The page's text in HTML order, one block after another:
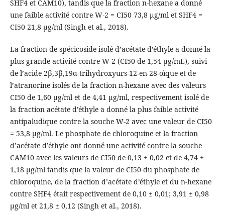
SHF4 et CAM10), tandis que la fraction n-hexane a donné
une faible activité contre W-2 = CI50 73,8 µg/ml et SHF4 =
CI50 21,8 µg/ml (Singh et al., 2018).
La fraction de spécicoside isolé d’acétate d’éthyle a donné la
plus grande activité contre W-2 (CI50 de 1,54 µg/mL), suivi
de l’acide 2β,3β,19α-trihydroxyurs-12-en-28-oïque et de
l’atranorine isolés de la fraction n-hexane avec des valeurs
CI50 de 1,60 µg/ml et de 4,41 µg/ml, respectivement isolé de
la fraction acétate d’éthyle a donné la plus faible activité
antipaludique contre la souche W-2 avec une valeur de CI50
= 53,8 µg/ml. Le phosphate de chloroquine et la fraction
d’acétate d’éthyle ont donné une activité contre la souche
CAM10 avec les valeurs de CI50 de 0,13 ± 0,02 et de 4,74 ±
1,18 µg/ml tandis que la valeur de CI50 du phosphate de
chloroquine, de la fraction d’acétate d’éthyle et du n-hexane
contre SHF4 était respectivement de 0,10 ± 0,01; 3,91 ± 0,98
µg/ml et 21,8 ± 0,12 (Singh et al., 2018).